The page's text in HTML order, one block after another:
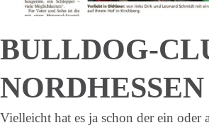
BULLDOG-
NORDHESSEN
Vielleicht hat es ja schon der ein oder